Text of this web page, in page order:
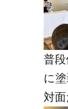
普
に
対